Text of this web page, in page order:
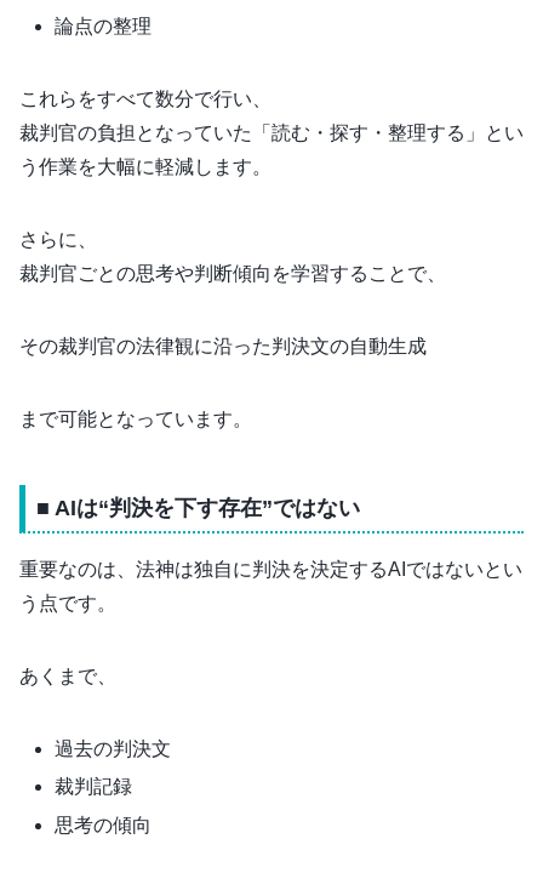
論点の整理
これらをすべて数分で行い、
裁判官の負担となっていた「読む・探す・整理する」とい
う作業を大幅に軽減します。
さらに、
裁判官ごとの思考や判断傾向を学習することで、
その裁判官の法律観に沿った判決文の自動生成
まで可能となっています。
■ AIは“判決を下す存在”ではない
重要なのは、法神は独自に判決を決定するAIではないとい
う点です。
あくまで、
過去の判決文
裁判記録
思考の傾向